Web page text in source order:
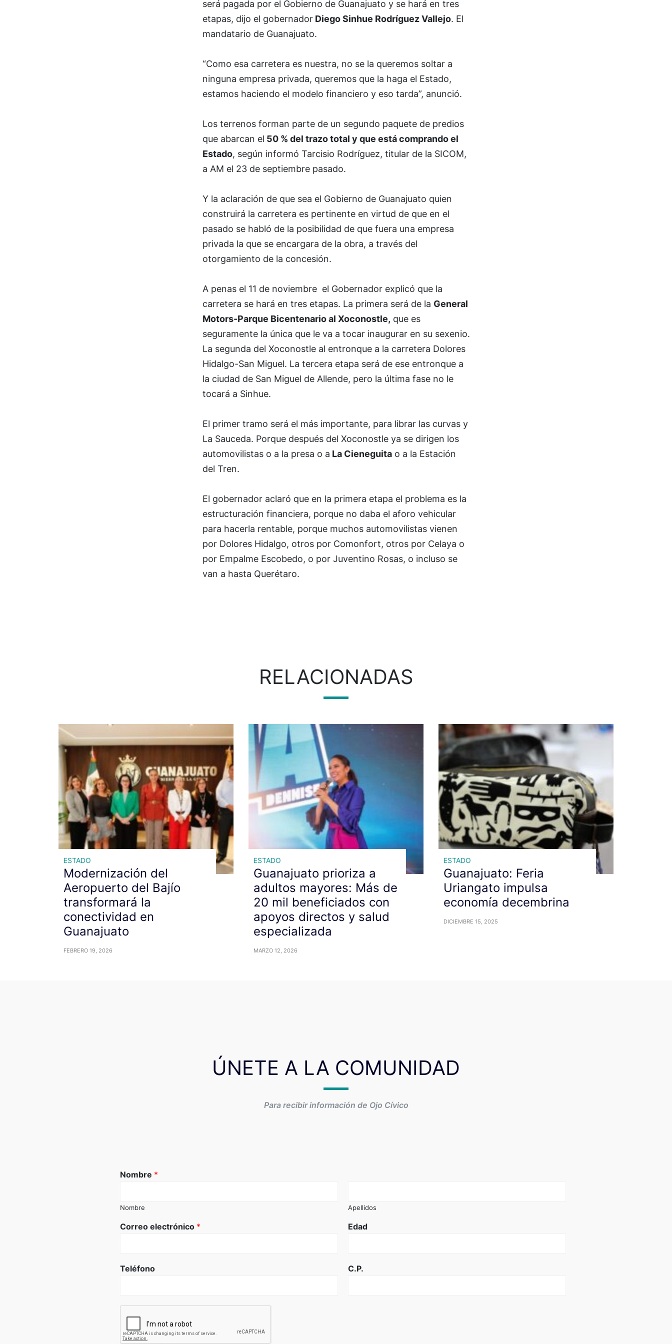
será pagada por el Gobierno de Guanajuato y se hará en tres
etapas, dijo el gobernadorDiego Sinhue Rodríguez Vallejo. El
mandatario de Guanajuato.
“Como esa carretera es nuestra, no se la queremos soltar a
ninguna empresa privada, queremos que la haga el Estado,
estamos haciendo el modelo financiero y eso tarda”, anunció.
Los terrenos forman parte de un segundo paquete de predios
que abarcan el 50 % del trazo total y que está comprando el
Estado, según informó Tarcisio Rodríguez, titular de la SICOM,
a AM el 23 de septiembre pasado.
Y la aclaración de que sea el Gobierno de Guanajuato quien
construirá la carretera es pertinente en virtud de que en el
pasado se habló de la posibilidad de que fuera una empresa
privada la que se encargara de la obra, a través del
otorgamiento de la concesión.
A penas el 11 de noviembre el Gobernador explicó que la
carretera se hará en tres etapas. La primera será de la General
Motors-Parque Bicentenario al Xoconostle, que es
seguramente la única que le va a tocar inaugurar en su sexenio.
La segunda del Xoconostle al entronque a la carretera Dolores
Hidalgo-San Miguel. La tercera etapa será de ese entronque a
la ciudad de San Miguel de Allende, pero la última fase no le
tocará a Sinhue.
El primer tramo será el más importante, para librar las curvas y
La Sauceda. Porque después del Xoconostle ya se dirigen los
automovilistas o a la presa o a La Cieneguitao a la Estación
del Tren.
El gobernador aclaró que en la primera etapa el problema es la
estructuración financiera, porque no daba el aforo vehicular
para hacerla rentable, porque muchos automovilistas vienen
por Dolores Hidalgo, otros por Comonfort, otros por Celaya o
por Empalme Escobedo, o por Juventino Rosas, o incluso se
van a hasta Querétaro.
RELACIONADAS
ESTADO
Modernización del
Aeropuerto del Bajío
transformará la
conectividad en
Guanajuato
FEBRERO 19, 2026
ESTADO
Guanajuato prioriza a
adultos mayores: Más de
20 mil beneficiados con
apoyos directos y salud
especializada
MARZO 12, 2026
ESTADO
Guanajuato: Feria
Uriangato impulsa
economía decembrina
DICIEMBRE 15, 2025
ÚNETE A LA COMUNIDAD
Para recibir información de Ojo Cívico
Nombre *
Nombre Apellidos
Correo electrónico * Edad
Teléfono C.P.